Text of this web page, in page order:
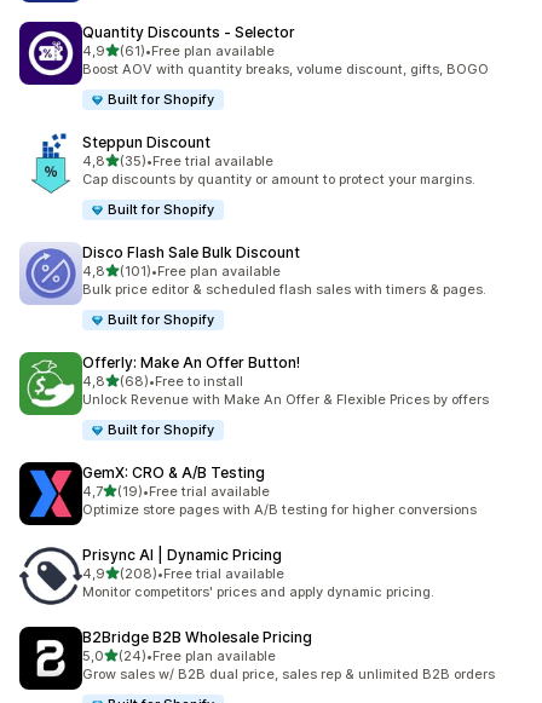
Quantity Discounts ‑ Selector
4,9/ 5 tähteä
(61)
61 arvostelua yhteensä
•Free plan available
Boost AOV with quantity breaks, volume discount, gifts, BOGO
Built for Shopify
Steppun Discount
4,8/ 5 tähteä
(35)
35 arvostelua yhteensä
•Free trial available
Cap discounts by quantity or amount to protect your margins.
Built for Shopify
Disco Flash Sale Bulk Discount
4,8/ 5 tähteä
(101)
101 arvostelua yhteensä
•Free plan available
Bulk price editor & scheduled flash sales with timers & pages.
Built for Shopify
Offerly: Make An Offer Button!
4,8/ 5 tähteä
(68)
68 arvostelua yhteensä
•Free to install
Unlock Revenue with Make An Offer & Flexible Prices by offers
Built for Shopify
GemX: CRO & A/B Testing
4,7/ 5 tähteä
(19)
19 arvostelua yhteensä
•Free trial available
Optimize store pages with A/B testing for higher conversions
Prisync AI | Dynamic Pricing
4,9/ 5 tähteä
(208)
208 arvostelua yhteensä
•Free trial available
Monitor competitors' prices and apply dynamic pricing.
B2Bridge B2B Wholesale Pricing
5,0/ 5 tähteä
(24)
24 arvostelua yhteensä
•Free plan available
Grow sales w/ B2B dual price, sales rep & unlimited B2B orders